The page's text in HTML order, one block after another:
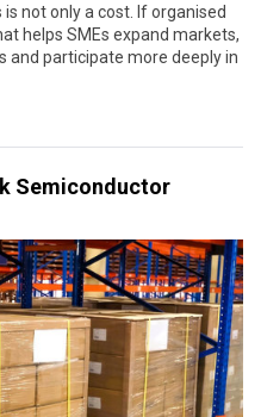
not only a cost. If organised
helps SMEs expand markets,
and participate more deeply in
Semiconductor